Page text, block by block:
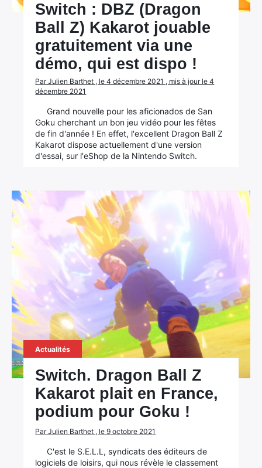
Switch : DBZ (Dragon
Ball Z) Kakarot jouable
gratuitement via une
démo, qui est dispo !
Par Julien Barthet , le 4 décembre 2021 , mis à jour le 4
décembre 2021
Grand nouvelle pour les aficionados de San
Goku cherchant un bon jeu vidéo pour les fêtes
de fin d'année ! En effet, l'excellent Dragon Ball Z
Kakarot dispose actuellement d'une version
d'essai, sur l'eShop de la Nintendo Switch.
Actualités
Switch. Dragon Ball Z
Kakarot plait en France,
podium pour Goku !
Par Julien Barthet , le 9 octobre 2021
C'est le S.E.L.L, syndicats des éditeurs de
logiciels de loisirs, qui nous révèle le classement